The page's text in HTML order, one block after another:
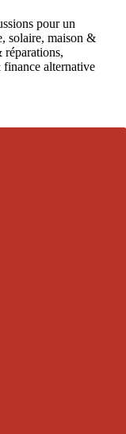
pour un
solaire, maison &
alternative